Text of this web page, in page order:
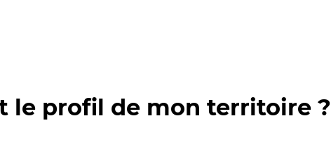
le profil de mon territoire ?